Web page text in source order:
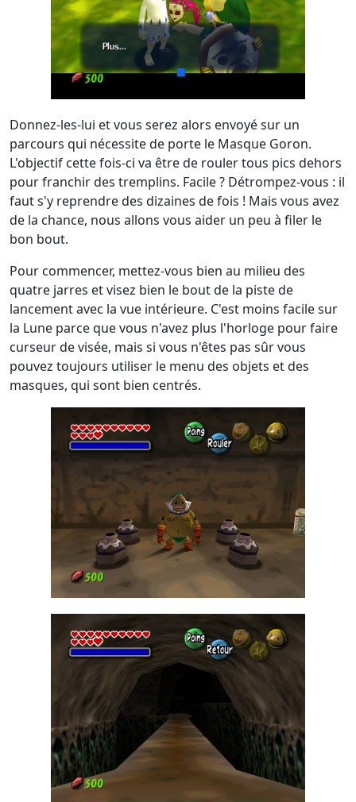
Donnez-les-lui et vous serez alors envoyé sur un
parcours qui nécessite de porte le Masque Goron.
L'objectif cette fois-ci va être de rouler tous pics dehors
pour franchir des tremplins. Facile ? Détrompez-vous : il
faut s'y reprendre des dizaines de fois ! Mais vous avez
de la chance, nous allons vous aider un peu à filer le
bon bout.
Pour commencer, mettez-vous bien au milieu des
quatre jarres et visez bien le bout de la piste de
lancement avec la vue intérieure. C'est moins facile sur
la Lune parce que vous n'avez plus l'horloge pour faire
curseur de visée, mais si vous n'êtes pas sûr vous
pouvez toujours utiliser le menu des objets et des
masques, qui sont bien centrés.